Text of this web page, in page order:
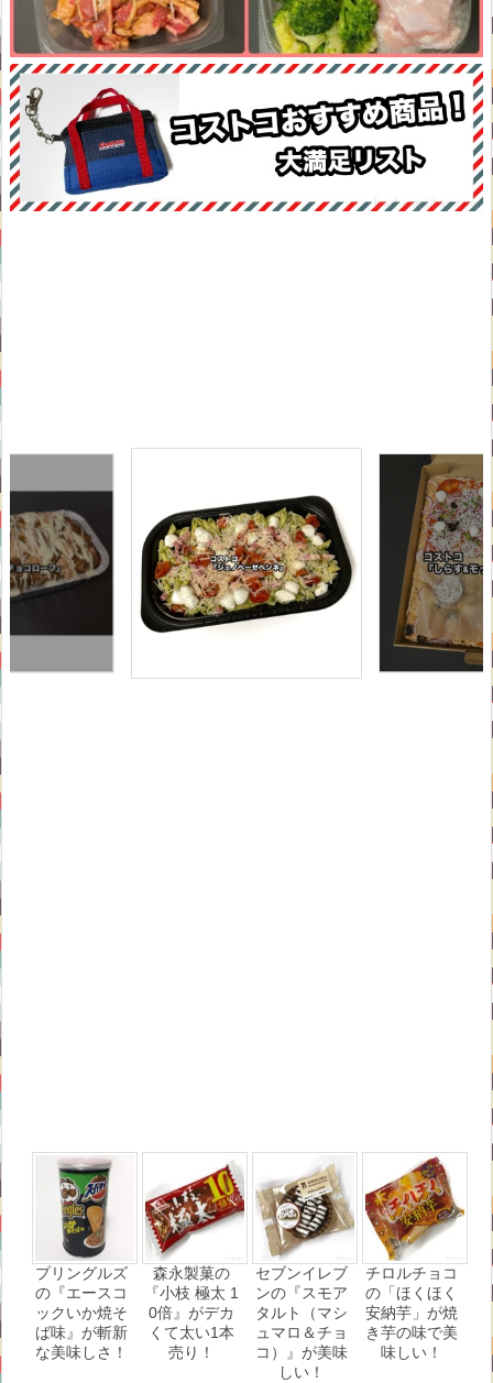
プリングルズ
の『エースコ
ックいか焼そ
ば味』が斬新
な美味しさ！
森永製菓の
『小枝 極太 1
0倍』がデカ
くて太い1本
売り！
セブンイレブ
ンの『スモア
タルト（マシ
ュマロ＆チョ
コ）』が美味
しい！
チロルチョコ
の「ほくほく
安納芋」が焼
き芋の味で美
味しい！